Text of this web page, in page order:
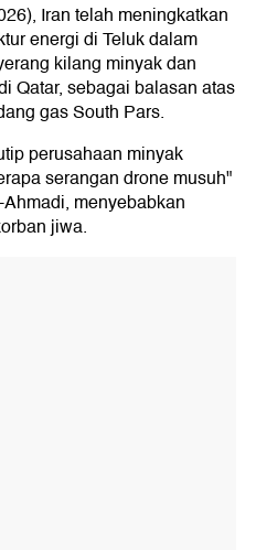
Iran telah meningkatkan
energi di Teluk dalam
kilang minyak dan
Qatar, sebagai balasan atas
gas South Pars.
perusahaan minyak
serangan drone musuh"
menyebabkan
jiwa.